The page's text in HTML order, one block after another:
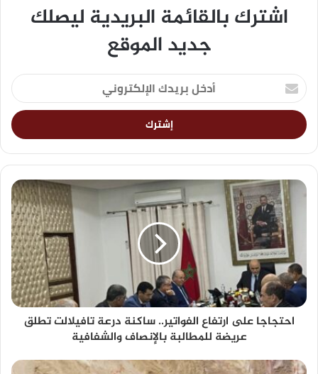
اشترك بالقائمة البريدية ليصلك
جديد الموقع
احتجاجا على ارتفاع الفواتير.. ساكنة درعة تافيلالت تطلق
عريضة للمطالبة بالإنصاف والشفافية